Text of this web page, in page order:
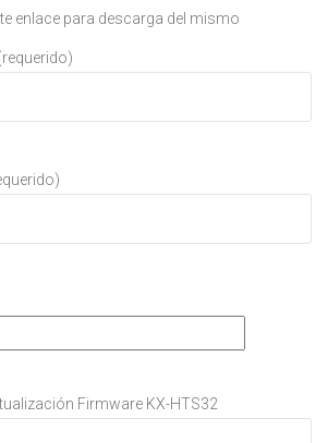
enlace para descarga del mismo
Firmware KX-HTS32